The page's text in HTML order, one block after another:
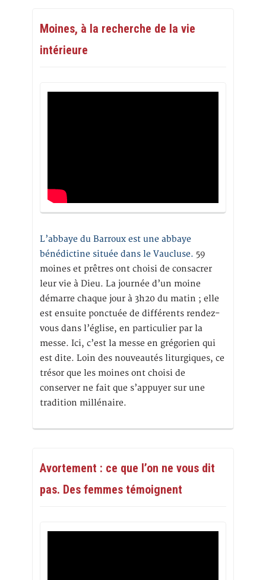
Moines, à la recherche de la vie
intérieure
L’abbaye du Barroux est une abbaye
bénédictine située dans le Vaucluse. 59
moines et prêtres ont choisi de consacrer
leur vie à Dieu. La journée d’un moine
démarre chaque jour à 3h20 du matin ; elle
est ensuite ponctuée de différents rendez-
vous dans l’église, en particulier par la
messe. Ici, c’est la messe en grégorien qui
est dite. Loin des nouveautés liturgiques, ce
trésor que les moines ont choisi de
conserver ne fait que s’appuyer sur une
tradition millénaire.
Avortement : ce que l’on ne vous dit
pas. Des femmes témoignent